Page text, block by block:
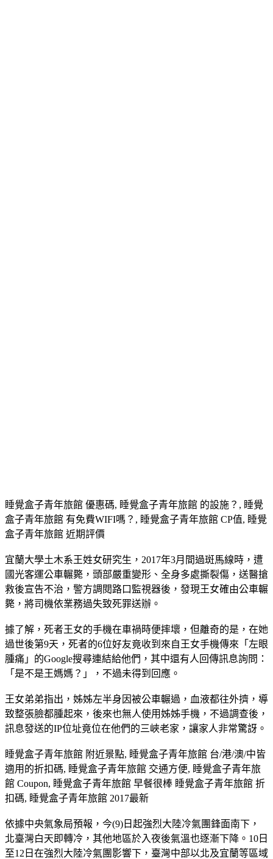
睡覺盒子青年旅館 優惠碼, 睡覺盒子青年旅館 的設施？, 睡覺
盒子青年旅館 有免費WIFI嗎？, 睡覺盒子青年旅館 CP值, 睡覺
盒子青年旅館 近期評價
宜蘭大學土木系王姓女研究生，2017年3月間過斑馬線時，遭
國光客運公車輾斃，頭部嚴重變形、全身多處撕裂傷，送醫搶
救後宣告不治，警方調閱路口監視器後，發現王女確由公車輾
斃，將司機依業務過失致死罪送辦。
據了解，死者王女的手機在車禍時便摔壞，但離奇的是，在她
過世後第9天，死者的6位好友竟收到來自王女手機傳來「左眼
腫痛」的Google搜尋連結給他們，其中還有人回傳訊息詢問：
「是不是王媽媽？」，不過未得到回應。
王女弟弟指出，姊姊左半身因被公車輾過，血液都往外擠，導
致整張臉都腫起來，後來也無人使用姊姊手機，不過調查後，
訊息發送的IP位址竟位在他們的三峽老家，讓家人非常驚訝。
睡覺盒子青年旅館 附近景點, 睡覺盒子青年旅館 台/港/澳/中皆
適用的折扣碼, 睡覺盒子青年旅館 交通方便, 睡覺盒子青年旅
館 Coupon, 睡覺盒子青年旅館 早餐很棒 睡覺盒子青年旅館 折
扣碼, 睡覺盒子青年旅館 2017最新
依據中央氣象局預報，今(9)日起強烈大陸冷氣團鋒面南下，
北臺灣白天即轉冷，其他地區於入夜後氣溫也逐漸下降。10日
至12日在強烈大陸冷氣團影響下，臺灣中部以北及宜蘭等區域